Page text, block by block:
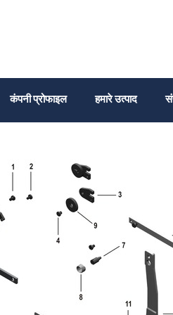
कंपनी प्रोफाइल हमारे उत्पाद